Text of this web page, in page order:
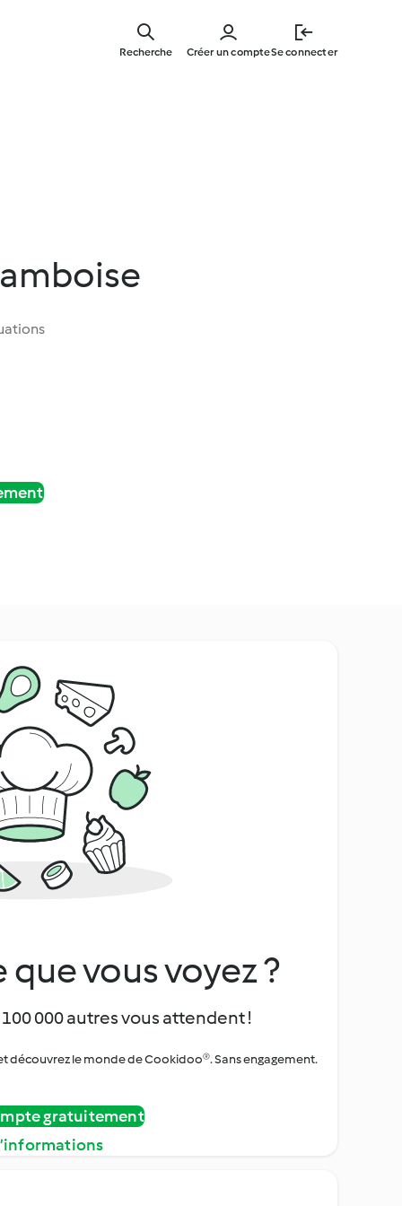
main
Créer un compteSe connecter
Recherche
vous voyez ?
000 autres vous attendent !
découvrez le monde de Cookidoo®. Sans engagement.
gratuitement